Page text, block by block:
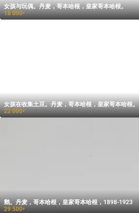
女孩与玩偶。丹麦，哥本哈根，皇家哥本哈根。
18 000₽
女孩在收集土豆。丹麦，哥本哈根，皇家哥本哈根。
22 000₽
鹅。丹麦，哥本哈根，皇家哥本哈根，1898-1923
29 500₽